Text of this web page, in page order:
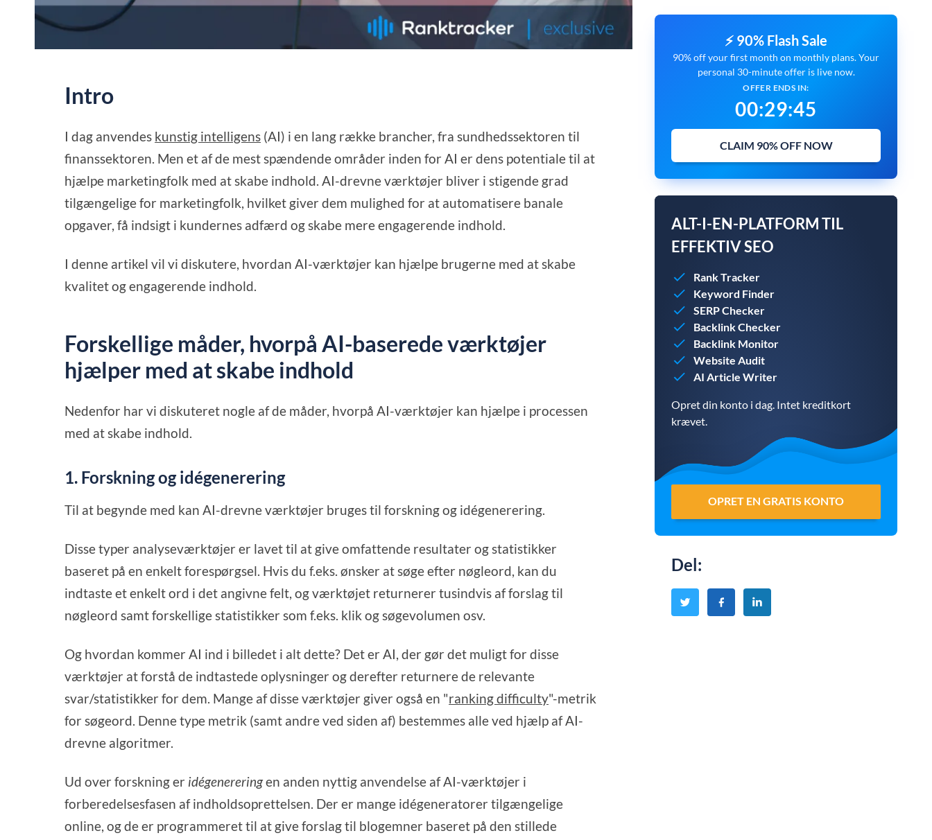
Intro
I dag anvendes kunstig intelligens (AI) i en lang række brancher, fra sundhedssektoren til
finanssektoren. Men et af de mest spændende områder inden for AI er dens potentiale til at
hjælpe marketingfolk med at skabe indhold. AI-drevne værktøjer bliver i stigende grad
tilgængelige for marketingfolk, hvilket giver dem mulighed for at automatisere banale
opgaver, få indsigt i kundernes adfærd og skabe mere engagerende indhold.
I denne artikel vil vi diskutere, hvordan AI-værktøjer kan hjælpe brugerne med at skabe
kvalitet og engagerende indhold.
Forskellige måder, hvorpå AI-baserede værktøjer
hjælper med at skabe indhold
Nedenfor har vi diskuteret nogle af de måder, hvorpå AI-værktøjer kan hjælpe i processen
med at skabe indhold.
1. Forskning og idégenerering
Til at begynde med kan AI-drevne værktøjer bruges til forskning og idégenerering.
Disse typer analyseværktøjer er lavet til at give omfattende resultater og statistikker
baseret på en enkelt forespørgsel. Hvis du f.eks. ønsker at søge efter nøgleord, kan du
indtaste et enkelt ord i det angivne felt, og værktøjet returnerer tusindvis af forslag til
nøgleord samt forskellige statistikker som f.eks. klik og søgevolumen osv.
Og hvordan kommer AI ind i billedet i alt dette? Det er AI, der gør det muligt for disse
værktøjer at forstå de indtastede oplysninger og derefter returnere de relevante
svar/statistikker for dem. Mange af disse værktøjer giver også en "ranking difficulty"-metrik
for søgeord. Denne type metrik (samt andre ved siden af) bestemmes alle ved hjælp af AI-
drevne algoritmer.
Ud over forskning er idégenereringen anden nyttig anvendelse af AI-værktøjer i
forberedelsesfasen af indholdsoprettelsen. Der er mange idégeneratorer tilgængelige
online, og de er programmeret til at give forslag til blogemner baseret på den stillede
⚡ 90% Flash Sale
90% off your first month on monthly plans. Your
personal 30-minute offer is live now.
OFFER ENDS IN:
00:29:44
CLAIM 90% OFF NOW
ALT-I-EN-PLATFORM TIL
EFFEKTIV SEO
Rank Tracker
Keyword Finder
SERP Checker
Backlink Checker
Backlink Monitor
Website Audit
AI Article Writer
Opret din konto i dag. Intet kreditkort
krævet.
OPRET EN GRATIS KONTO
Del: